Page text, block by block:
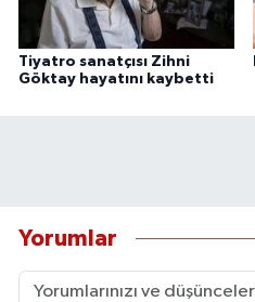
Tiyatro sanatçısı Zihni
Göktay hayatını kaybetti
Yorumlar